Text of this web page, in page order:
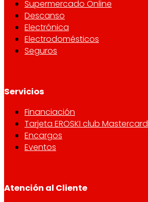
Supermercado Online
Descanso
Electrónica
Electrodomésticos
Seguros
Servicios
Financiación
Tarjeta EROSKI club Mastercard
Encargos
Eventos
Atención al Cliente